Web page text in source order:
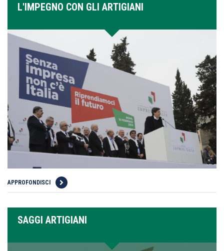
L'IMPEGNO CON GLI ARTIGIANI
APPROFONDISCI
SAGGI ARTIGIANI